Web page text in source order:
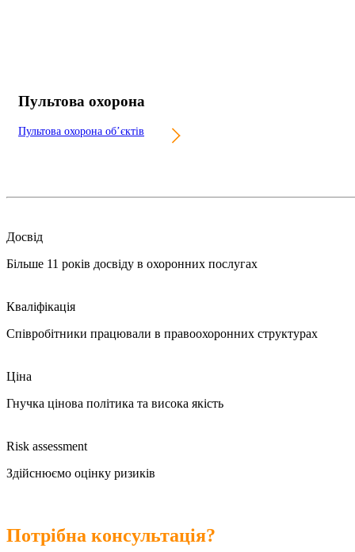
Пультова охорона
Пультова охорона об’єктів
Досвід
Більше 11 років досвіду в охоронних послугах
Кваліфікація
Співробітники працювали в правоохоронних структурах
Ціна
Гнучка цінова політика та висока якість
Risk assessment
Здійснюємо оцінку ризиків
Потрібна консультація?